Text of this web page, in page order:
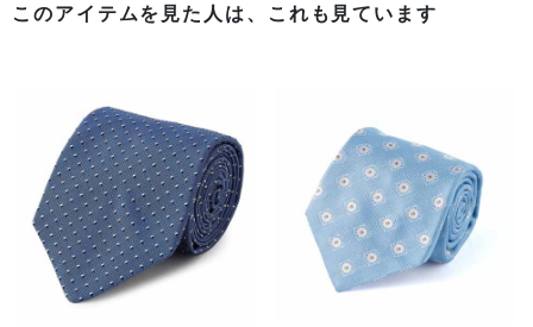
このアイテムを見た人は、これも見ています